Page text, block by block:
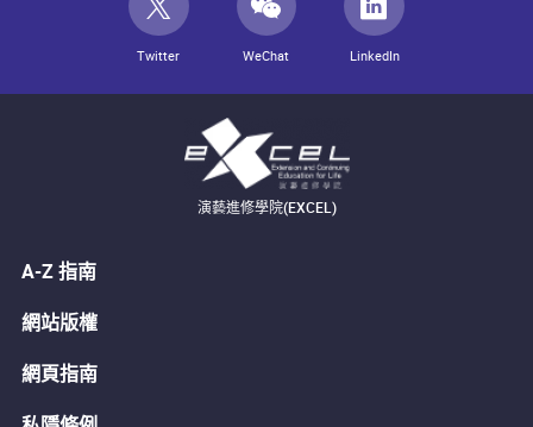
Twitter WeChat LinkedIn
演藝進修學院(EXCEL)
A-Z 指南
網站版權
網頁指南